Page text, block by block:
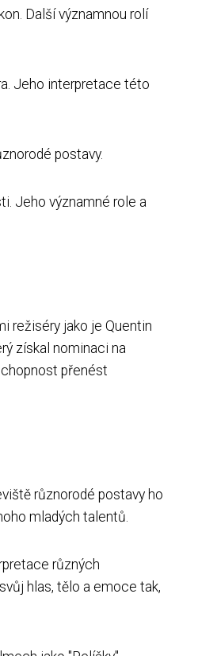
Další významnou rolí
Jeho interpretace této
postavy.
Jeho významné role a
režiséry jako je Quentin
získal nominaci na
přenést
různorodé postavy ho
mladých talentů.
různých
hlas, tělo a emoce tak,